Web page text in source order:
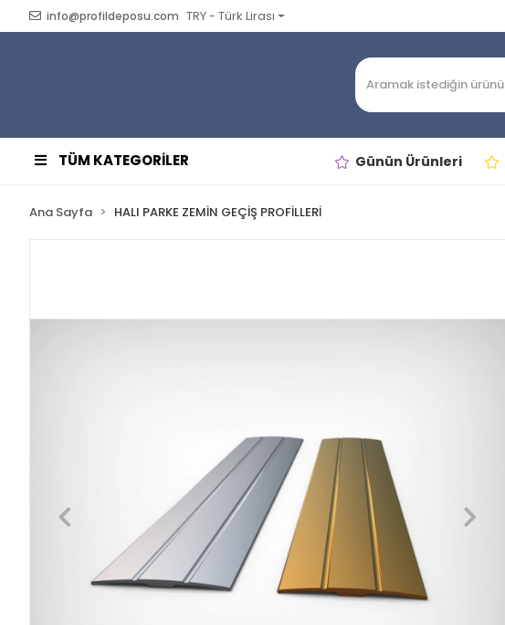
info@profildeposu.com TRY - Türk Lirası
TÜM KATEGORİLER Günün Ürünleri
Ana Sayfa HALI PARKE ZEMİN GEÇİŞ PROFİLLERİ